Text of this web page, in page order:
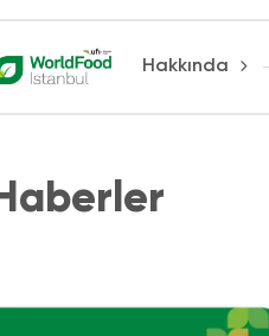
Hakkında
Haberler